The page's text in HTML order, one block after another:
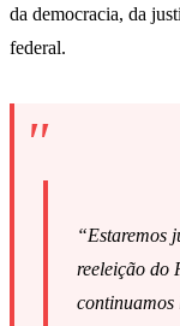
da democracia, da
federal.
“Estaremos
reeleição do
continuamos